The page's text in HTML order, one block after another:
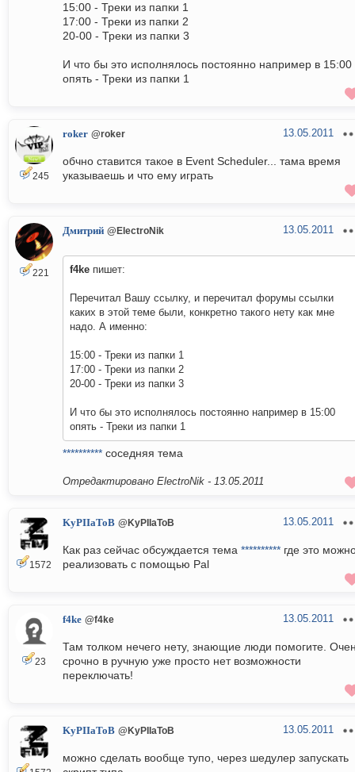
15:00 - Треки из папки 1
17:00 - Треки из папки 2
20-00 - Треки из папки 3
И что бы это исполнялось постоянно например в 15:00
опять - Треки из папки 1
245
roker @roker 13.05.2011
обчно ставится такое в Event Scheduler... тама время
указываешь и что ему играть
221
Дмитрий @ElectroNik 13.05.2011
f4ke пишет:
Перечитал Вашу ссылку, и перечитал форумы ссылки
каких в этой теме были, конкретно такого нету как мне
надо. А именно:
15:00 - Треки из папки 1
17:00 - Треки из папки 2
20-00 - Треки из папки 3
И что бы это исполнялось постоянно например в 15:00
опять - Треки из папки 1
********** соседняя тема
Отредактировано ElectroNik - 13.05.2011
1572
KyPIIaToB @KyPIIaToB 13.05.2011
Как раз сейчас обсуждается тема ********** где это
реализовать с помощью Pal
23
f4ke @f4ke 13.05.2011
Там толком нечего нету, знающие люди помогите.
срочно в ручную уже просто нет возможности
переключать!
KyPIIaToB @KyPIIaToB 13.05.2011
можно сделать вообще тупо, через шедулер запускать